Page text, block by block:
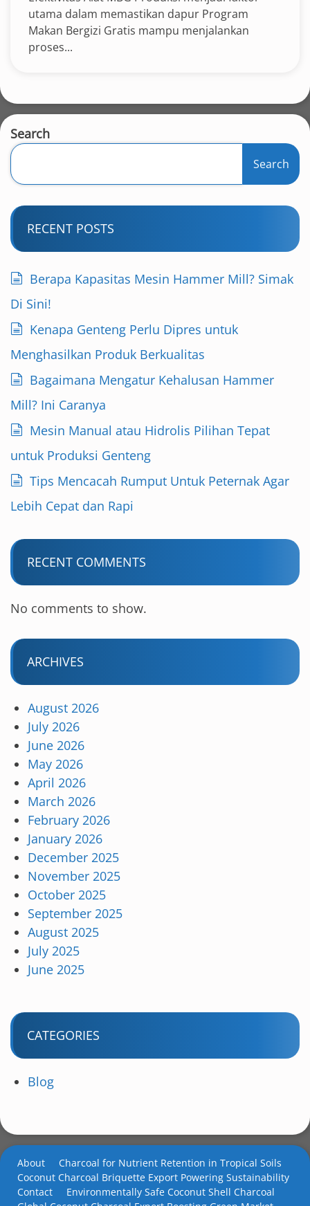
utama dalam memastikan dapur Program
Makan Bergizi Gratis mampu menjalankan
proses...
Search
Search
RECENT POSTS
Berapa Kapasitas Mesin Hammer Mill? Simak
Di Sini!
Kenapa Genteng Perlu Dipres untuk
Menghasilkan Produk Berkualitas
Bagaimana Mengatur Kehalusan Hammer
Mill? Ini Caranya
Mesin Manual atau Hidrolis Pilihan Tepat
untuk Produksi Genteng
Tips Mencacah Rumput Untuk Peternak Agar
Lebih Cepat dan Rapi
RECENT COMMENTS
No comments to show.
ARCHIVES
August 2026
July 2026
June 2026
May 2026
April 2026
March 2026
February 2026
January 2026
December 2025
November 2025
October 2025
September 2025
August 2025
July 2025
June 2025
CATEGORIES
Blog
About
Charcoal for Nutrient Retention in Tropical Soils
Coconut Charcoal Briquette Export Powering Sustainability
Contact
Environmentally Safe Coconut Shell Charcoal